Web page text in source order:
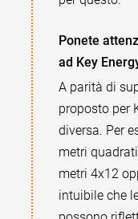
Ponete
ad Key
A parità di
proposto per
diversa. Per
metri
metri 4x12
intuibile che